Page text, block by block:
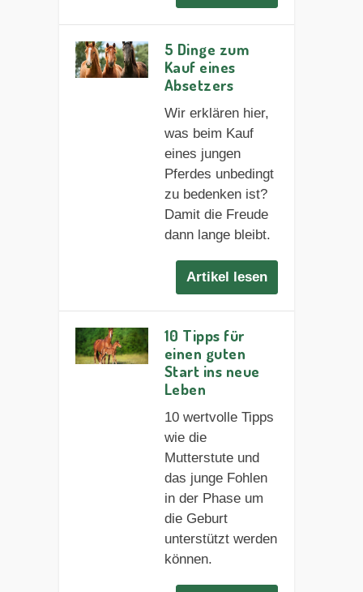
5 Dinge zum
Kauf eines
Absetzers
Wir erklären hier,
was beim Kauf
eines jungen
Pferdes unbedingt
zu bedenken ist?
Damit die Freude
dann lange bleibt.
Artikel lesen
10 Tipps für
einen guten
Start ins neue
Leben
10 wertvolle Tipps
wie die
Mutterstute und
das junge Fohlen
in der Phase um
die Geburt
unterstützt werden
können.